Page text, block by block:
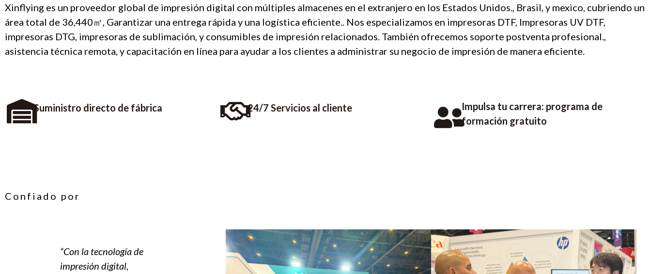
Xinflying es un proveedor global de impresión digital con múltiples almacenes en el extranjero en los Estados Unidos., Brasil, y mexico, cubriendo un
área total de 36,440㎡, Garantizar una entrega rápida y una logística eficiente.. Nos especializamos en impresoras DTF, Impresoras UV DTF,
impresoras DTG, impresoras de sublimación, y consumibles de impresión relacionados. También ofrecemos soporte postventa profesional.,
asistencia técnica remota, y capacitación en línea para ayudar a los clientes a administrar su negocio de impresión de manera eficiente.
Suministro directo de fábrica 24/7 Servicios al cliente
Impulsa tu carrera: programa de
formación gratuito
Confiado por
“Con la tecnología de
impresión digital,
“Con las soluciones de
impresión digital
“La tecnología de
impresión DTF de